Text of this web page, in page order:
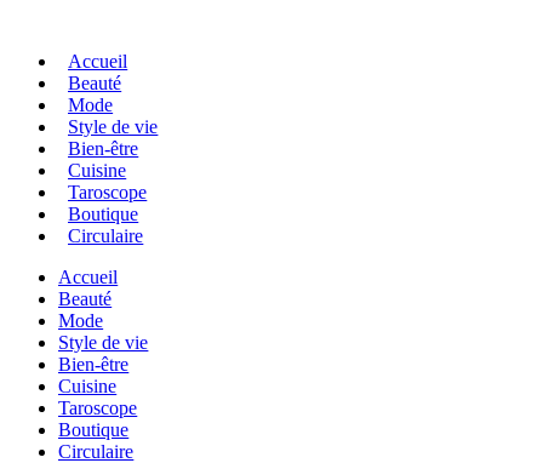
Accueil
Beauté
Mode
Style de vie
Bien-être
Cuisine
Taroscope
Boutique
Circulaire
Accueil
Beauté
Mode
Style de vie
Bien-être
Cuisine
Taroscope
Boutique
Circulaire